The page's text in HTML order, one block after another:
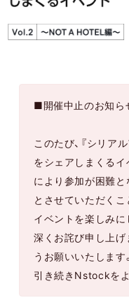
■開催中止のお知ら
このたび、『シリア
をシェアしまくるイ
により参加が困難と
とさせていただくこ
イベントを楽しみに
深くお詫び申し上げ
うお願いいたします。
引き続きNstockを